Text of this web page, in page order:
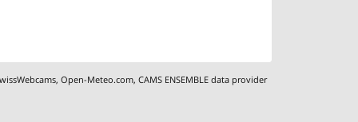
,Open-Meteo.com,CAMS ENSEMBLE data provider